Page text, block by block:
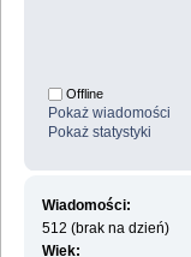
Offline
Pokaż wiadomości
Pokaż statystyki
Wiadomości:
512 (brak na dzień)
Wiek: